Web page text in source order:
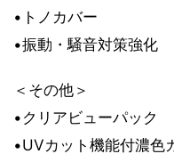
•トノカバー
•振動・騒音対策強化
＜その他＞
•クリアビューパック
•UVカット機能付濃色